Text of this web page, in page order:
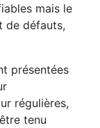
mais le
de défauts,
présentées
régulières,
tenu